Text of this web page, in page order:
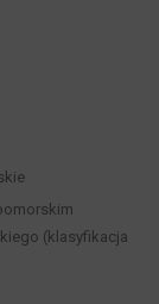
(klasyfikacja